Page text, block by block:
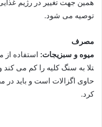
همین جهت تغییر در رژیم
توصیه می شود.
مصرف
میوه و سبزیجات: استفاده
تلا به سنگ کلیه را کم می
حاوی اگزالات است و باید
کرد.